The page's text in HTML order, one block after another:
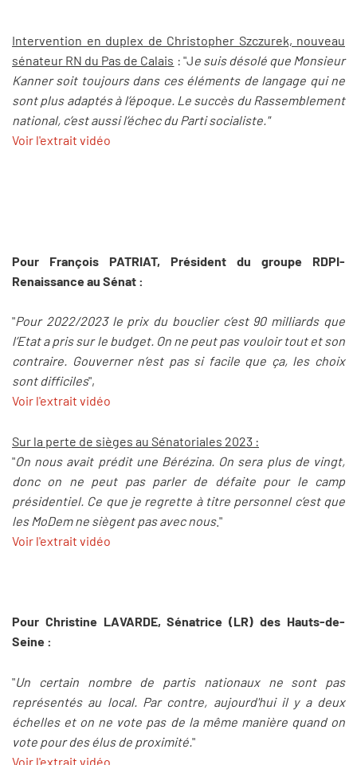
Intervention en duplex de Christopher Szczurek, nouveau
sénateur RN du Pas de Calais : "Je suis désolé que Monsieur
Kanner soit toujours dans ces éléments de langage qui ne
sont plus adaptés à l’époque. Le succès du Rassemblement
national, c’est aussi l’échec du Parti socialiste."
Voir l'extrait vidéo
Pour François PATRIAT, Président du groupe RDPI-
Renaissance au Sénat :
"Pour 2022/2023 le prix du bouclier c’est 90 milliards que
l’Etat a pris sur le budget. On ne peut pas vouloir tout et son
contraire. Gouverner n’est pas si facile que ça, les choix
sont difficiles",
Voir l'extrait vidéo
Sur la perte de sièges au Sénatoriales 2023 :
"On nous avait prédit une Bérézina. On sera plus de vingt,
donc on ne peut pas parler de défaite pour le camp
présidentiel. Ce que je regrette à titre personnel c’est que
les MoDem ne siègent pas avec nous."
Voir l'extrait vidéo
Pour Christine LAVARDE, Sénatrice (LR) des Hauts-de-
Seine :
"Un certain nombre de partis nationaux ne sont pas
représentés au local. Par contre, aujourd'hui il y a deux
échelles et on ne vote pas de la même manière quand on
vote pour des élus de proximité. "
Voir l'extrait vidéo